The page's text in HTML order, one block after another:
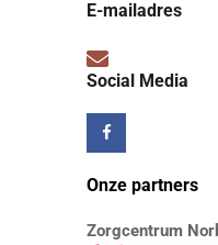
E-mailadres
Social Media
Onze partners
Zorgcentrum